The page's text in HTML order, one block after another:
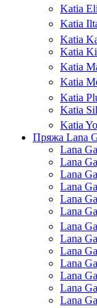
Katia
Katia
Katia
Katia
Katia
Katia
Katia
Katia
Katia
Пряжа Lana
Lana
Lana
Lana
Lana
Lana
Lana
Lana
Lana
Lana
Lana
Lana
Lana
Lana